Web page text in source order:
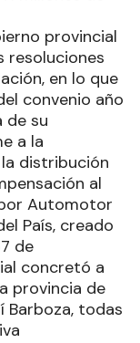
provincial
resoluciones
en lo que
convenio año
de su
a la
distribución
al
Automotor
País, creado
de
concretó a
provincia de
Barboza, todas